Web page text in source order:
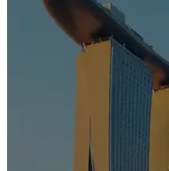
ELSOUL LABO B.V.
Fumitake Kawasaki) y
anunciar la restauración de
de Singapur y la
de un período prolongado
reiniciado con capacidad y
Apreciamos sinceramente